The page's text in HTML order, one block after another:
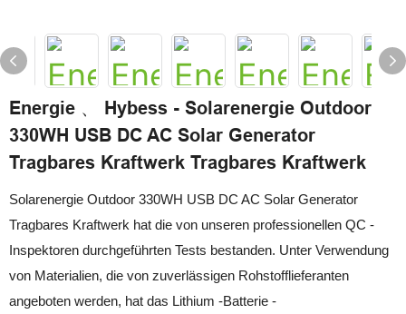
Energie 、 Hybess - Solarenergie Outdoor
330WH USB DC AC Solar Generator
Tragbares Kraftwerk Tragbares Kraftwerk
Solarenergie Outdoor 330WH USB DC AC Solar Generator
Tragbares Kraftwerk hat die von unseren professionellen QC -
Inspektoren durchgeführten Tests bestanden. Unter Verwendung
von Materialien, die von zuverlässigen Rohstofflieferanten
angeboten werden, hat das Lithium -Batterie -